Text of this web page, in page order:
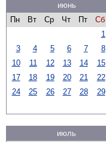
июнь
Пн
Вт Ср Чт Пт Сб
1
3
4 5 6 7 8
10
11 12 13 14 15
17
18 19 20 21 22
24
25 26 27 28 29
июль